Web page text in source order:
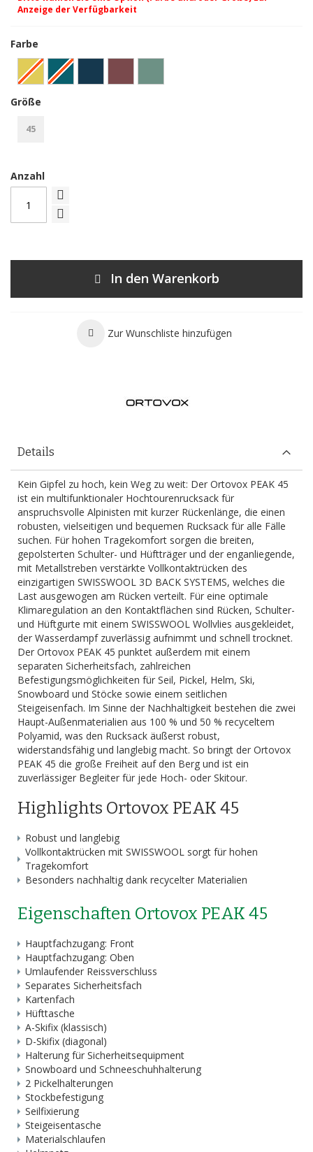
Anzeige der Verfügbarkeit
Farbe
Größe
45
Anzahl
In den Warenkorb
Zur Wunschliste hinzufügen
Details
Kein Gipfel zu hoch, kein Weg zu weit: Der Ortovox PEAK 45
ist ein multifunktionaler Hochtourenrucksack für
anspruchsvolle Alpinisten mit kurzer Rückenlänge, die einen
robusten, vielseitigen und bequemen Rucksack für alle Fälle
suchen. Für hohen Tragekomfort sorgen die breiten,
gepolsterten Schulter- und Hüftträger und der enganliegende,
mit Metallstreben verstärkte Vollkontaktrücken des
einzigartigen SWISSWOOL 3D BACK SYSTEMS, welches die
Last ausgewogen am Rücken verteilt. Für eine optimale
Klimaregulation an den Kontaktflächen sind Rücken, Schulter-
und Hüftgurte mit einem SWISSWOOL Wollvlies ausgekleidet,
der Wasserdampf zuverlässig aufnimmt und schnell trocknet.
Der Ortovox PEAK 45 punktet außerdem mit einem
separaten Sicherheitsfach, zahlreichen
Befestigungsmöglichkeiten für Seil, Pickel, Helm, Ski,
Snowboard und Stöcke sowie einem seitlichen
Steigeisenfach. Im Sinne der Nachhaltigkeit bestehen die zwei
Haupt-Außenmaterialien aus 100 % und 50 % recyceltem
Polyamid, was den Rucksack äußerst robust,
widerstandsfähig und langlebig macht. So bringt der Ortovox
PEAK 45 die große Freiheit auf den Berg und ist ein
zuverlässiger Begleiter für jede Hoch- oder Skitour.
Highlights Ortovox PEAK 45
Robust und langlebig
Vollkontaktrücken mit SWISSWOOL sorgt für hohen
Tragekomfort
Besonders nachhaltig dank recycelter Materialien
Eigenschaften Ortovox PEAK 45
Hauptfachzugang: Front
Hauptfachzugang: Oben
Umlaufender Reissverschluss
Separates Sicherheitsfach
Kartenfach
Hüfttasche
A-Skifix (klassisch)
D-Skifix (diagonal)
Halterung für Sicherheitsequipment
Snowboard und Schneeschuhhalterung
2 Pickelhalterungen
Stockbefestigung
Seilfixierung
Steigeisentasche
Materialschlaufen